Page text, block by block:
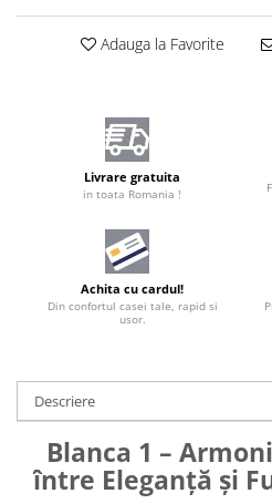
Adauga la Favorite
Livrare gratuita
in toata Romania !
Achita cu cardul!
Din confortul casei tale, rapid si
usor.
Descriere
Blanca 1 –
între Eleganță și